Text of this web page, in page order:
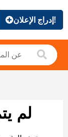
إدراج الإعلان!
لم